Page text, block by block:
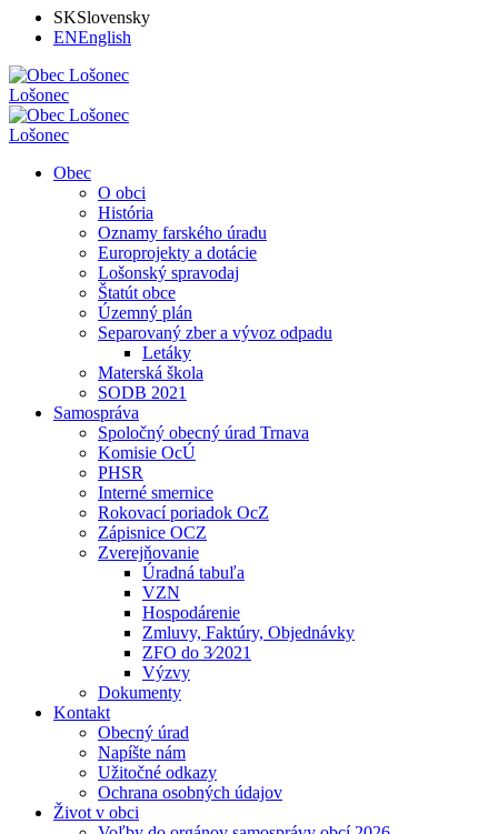
SKSlovensky
ENEnglish
Lošonec
Lošonec
Obec
O obci
História
Oznamy farského úradu
Europrojekty a dotácie
Lošonský spravodaj
Štatút obce
Územný plán
Separovaný zber a vývoz odpadu
Letáky
Materská škola
SODB 2021
Samospráva
Spoločný obecný úrad Trnava
Komisie OcÚ
PHSR
Interné smernice
Rokovací poriadok OcZ
Zápisnice OCZ
Zverejňovanie
Úradná tabuľa
VZN
Hospodárenie
Zmluvy, Faktúry, Objednávky
ZFO do 3⁄2021
Výzvy
Dokumenty
Kontakt
Obecný úrad
Napíšte nám
Užitočné odkazy
Ochrana osobných údajov
Život v obci